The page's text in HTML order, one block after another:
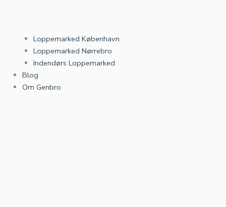
Loppemarked København
Loppemarked Nørrebro
Indendørs Loppemarked
Blog
Om Genbro